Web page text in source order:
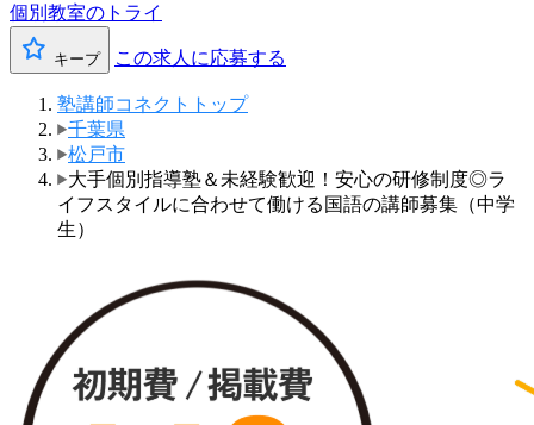
個別教室のトライ
キープ この求人に応募する
塾講師コネクトトップ
千葉県
松戸市
大手個別指導塾＆未経験歓迎！安心の研修制度◎ラ
イフスタイルに合わせて働ける国語の講師募集（中学
生）